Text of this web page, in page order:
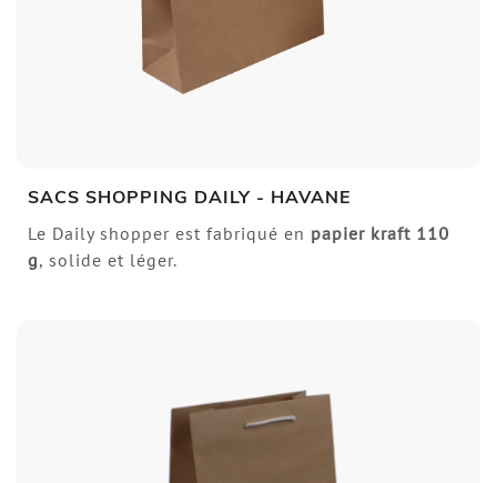
SACS SHOPPING DAILY - HAVANE
Le Daily shopper est fabriqué en papier kraft 110
g , solide et léger.